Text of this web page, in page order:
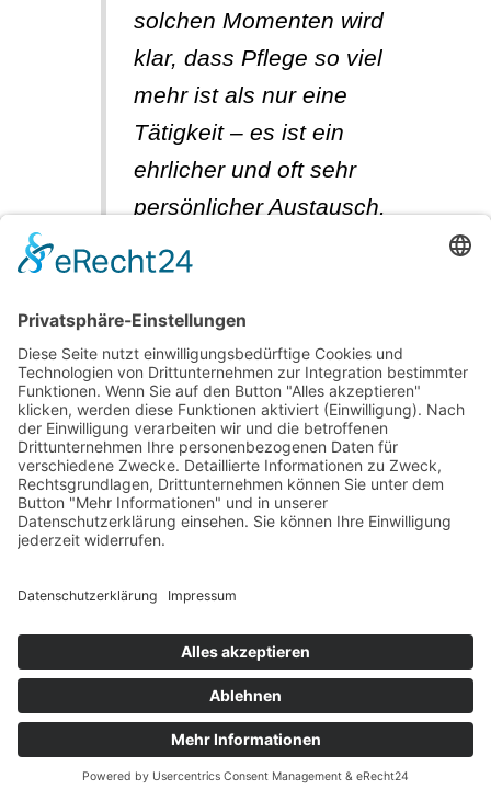
solchen Momenten wird
klar, dass Pflege so viel
mehr ist als nur eine
Tätigkeit – es ist ein
ehrlicher und oft sehr
persönlicher Austausch.
Dieser Gedanke trägt
mich bis heute.
Vor- und Nachteile des
Berufs: Ein ehrlicher
Einblick
Natürlich gibt es auch
Schattenseiten in diesem
Beruf. Die körperliche
Herausforderungen sind
nicht immer leicht zu
bewältigen. Dazu kommt,
dass der Pflegeberuf in